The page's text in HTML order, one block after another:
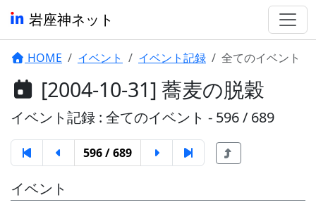
岩座神ネット
HOME イベント イベント記録 全てのイベント
[2004-10-31] 蕎麦の脱穀
イベント記録 : 全てのイベント - 596 / 689
596 / 689
イベント